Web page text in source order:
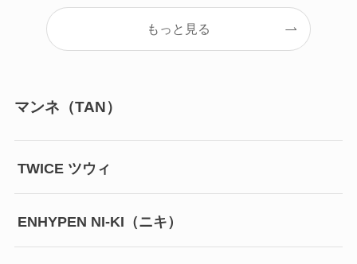
もっと見る
マンネ（TAN）
TWICE ツウィ
ENHYPEN NI-KI（ニキ）